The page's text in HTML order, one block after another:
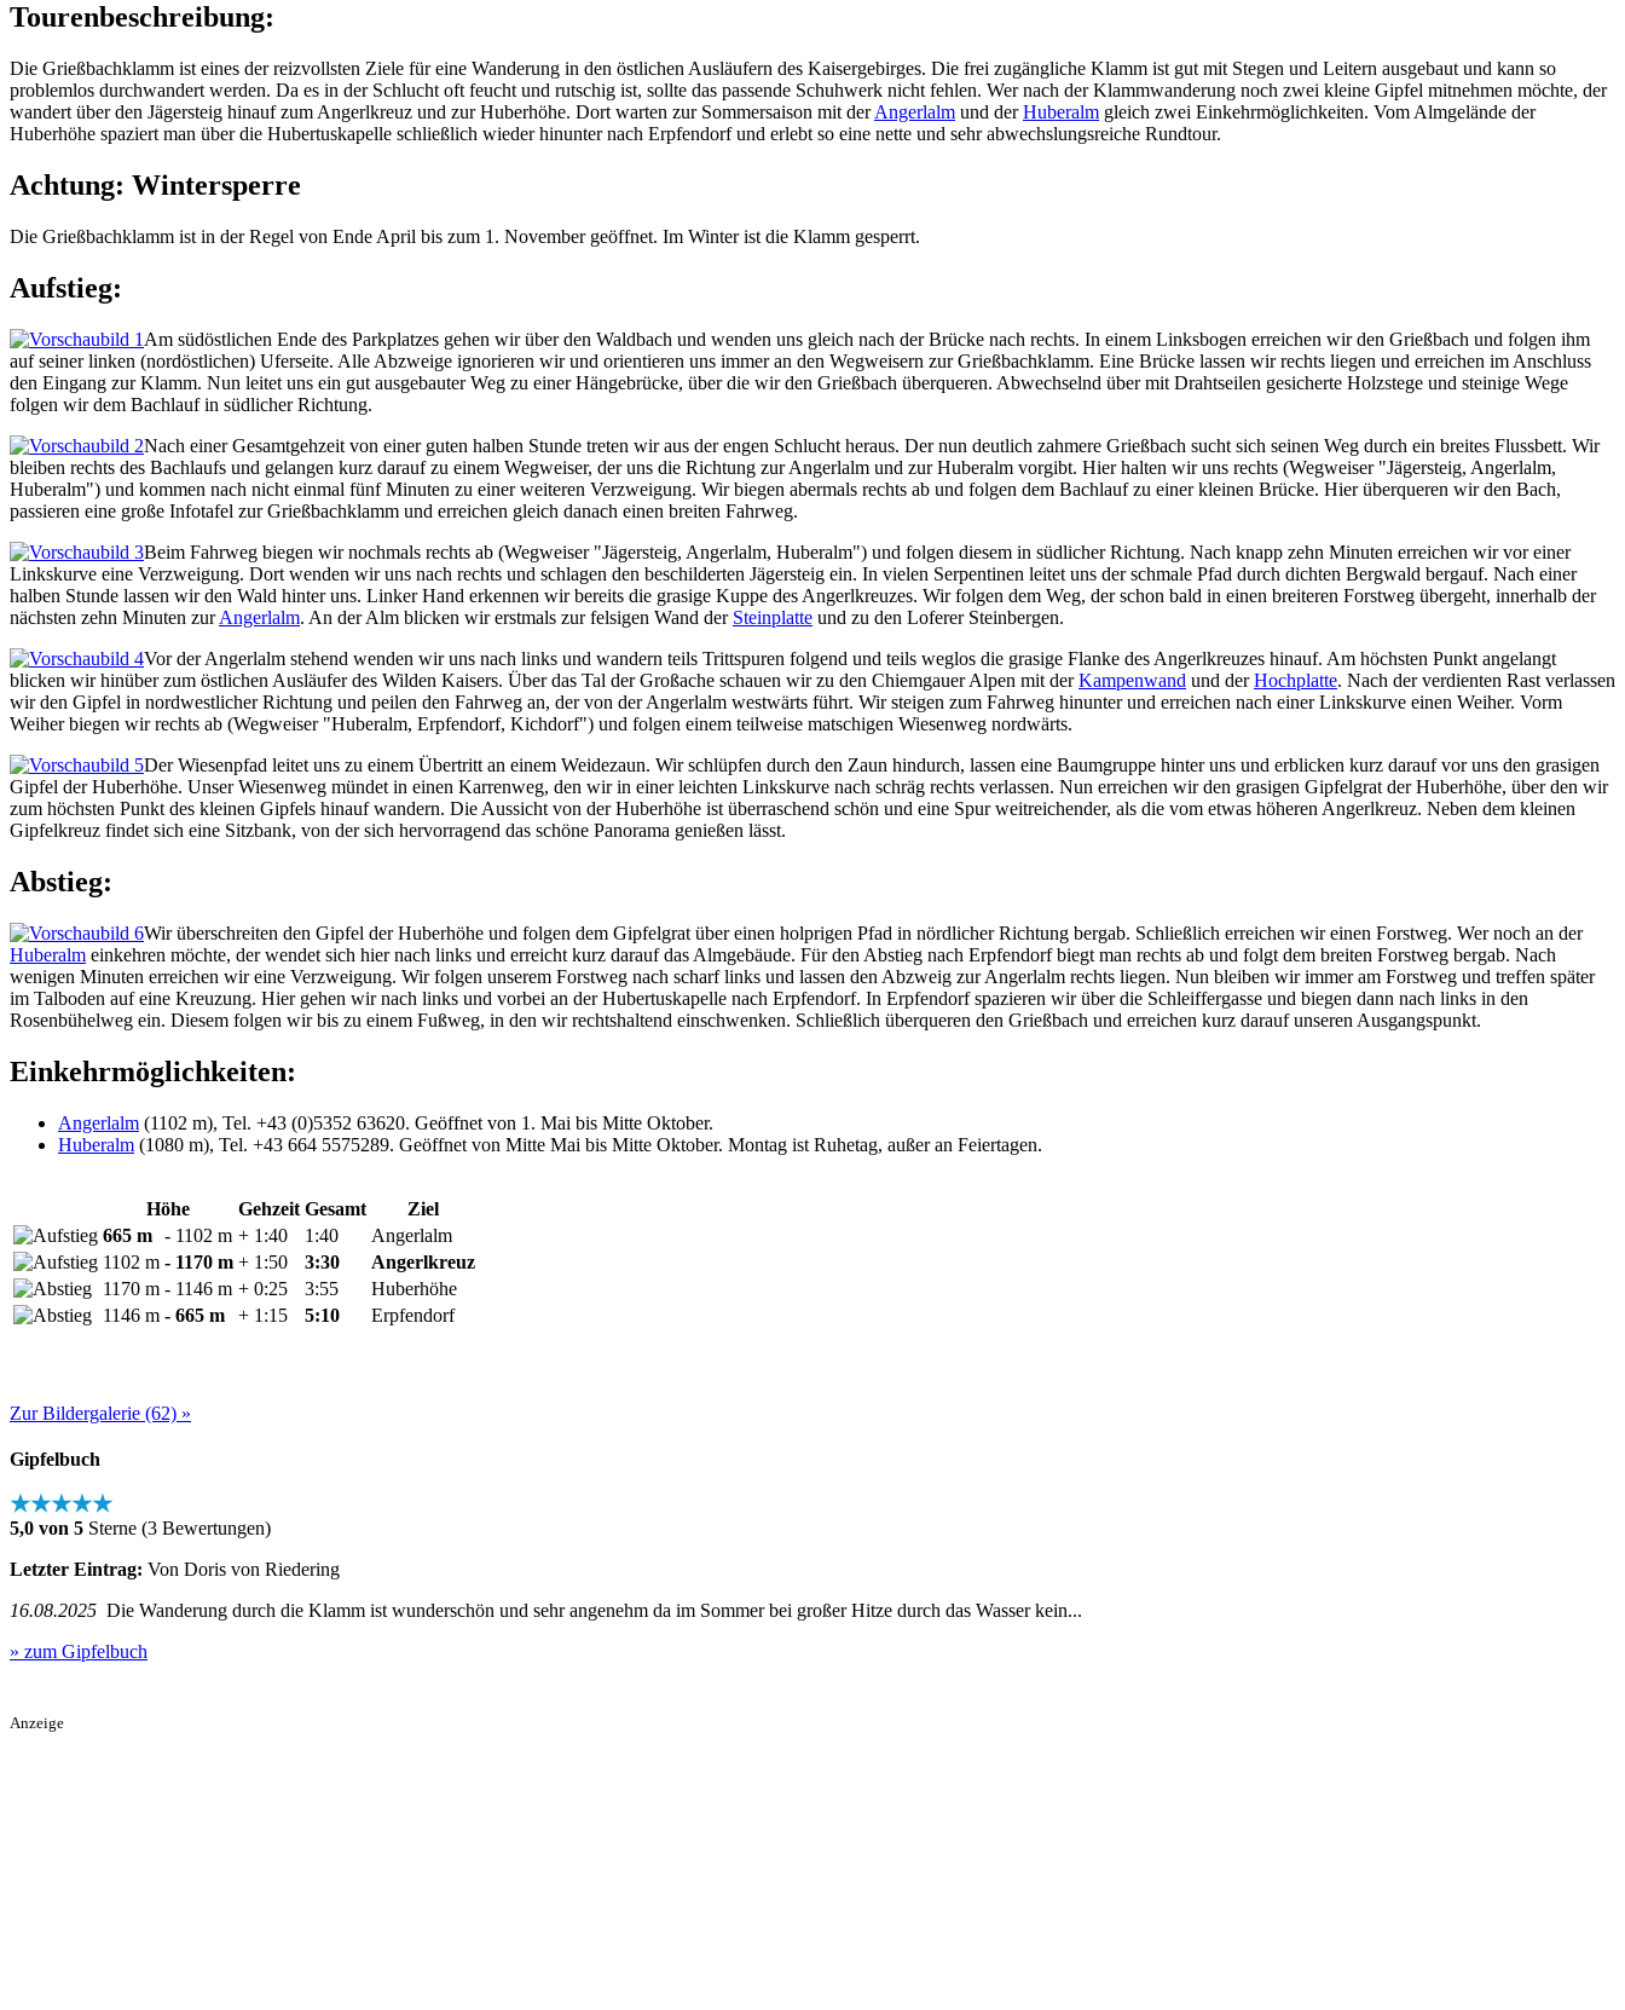
Tourenbeschreibung:
Die Grießbachklamm ist eines der reizvollsten Ziele für eine Wanderung in den östlichen Ausläufern des Kaisergebirges. Die frei zugängliche Klamm ist gut mit Stegen und Leitern ausgebaut und kann so
problemlos durchwandert werden. Da es in der Schlucht oft feucht und rutschig ist, sollte das passende Schuhwerk nicht fehlen. Wer nach der Klammwanderung noch zwei kleine Gipfel mitnehmen möchte, der
wandert über den Jägersteig hinauf zum Angerlkreuz und zur Huberhöhe. Dort warten zur Sommersaison mit derAngerlalm und derHuberalm gleich zwei Einkehrmöglichkeiten. Vom Almgelände der
Huberhöhe spaziert man über die Hubertuskapelle schließlich wieder hinunter nach Erpfendorf und erlebt so eine nette und sehr abwechslungsreiche Rundtour.
Achtung: Wintersperre
Die Grießbachklamm ist in der Regel von Ende April bis zum 1. November geöffnet. Im Winter ist die Klamm gesperrt.
Aufstieg:
Am südöstlichen Ende des Parkplatzes gehen wir über den Waldbach und wenden uns gleich nach der Brücke nach rechts. In einem Linksbogen erreichen wir den Grießbach und folgen ihm
auf seiner linken (nordöstlichen) Uferseite. Alle Abzweige ignorieren wir und orientieren uns immer an den Wegweisern zur Grießbachklamm. Eine Brücke lassen wir rechts liegen und erreichen im Anschluss
den Eingang zur Klamm. Nun leitet uns ein gut ausgebauter Weg zu einer Hängebrücke, über die wir den Grießbach überqueren. Abwechselnd über mit Drahtseilen gesicherte Holzstege und steinige Wege
folgen wir dem Bachlauf in südlicher Richtung.
Nach einer Gesamtgehzeit von einer guten halben Stunde treten wir aus der engen Schlucht heraus. Der nun deutlich zahmere Grießbach sucht sich seinen Weg durch ein breites Flussbett. Wir
bleiben rechts des Bachlaufs und gelangen kurz darauf zu einem Wegweiser, der uns die Richtung zur Angerlalm und zur Huberalm vorgibt. Hier halten wir uns rechts (Wegweiser "Jägersteig, Angerlalm,
Huberalm") und kommen nach nicht einmal fünf Minuten zu einer weiteren Verzweigung. Wir biegen abermals rechts ab und folgen dem Bachlauf zu einer kleinen Brücke. Hier überqueren wir den Bach,
passieren eine große Infotafel zur Grießbachklamm und erreichen gleich danach einen breiten Fahrweg.
Beim Fahrweg biegen wir nochmals rechts ab (Wegweiser "Jägersteig, Angerlalm, Huberalm") und folgen diesem in südlicher Richtung. Nach knapp zehn Minuten erreichen wir vor einer
Linkskurve eine Verzweigung. Dort wenden wir uns nach rechts und schlagen den beschilderten Jägersteig ein. In vielen Serpentinen leitet uns der schmale Pfad durch dichten Bergwald bergauf. Nach einer
halben Stunde lassen wir den Wald hinter uns. Linker Hand erkennen wir bereits die grasige Kuppe des Angerlkreuzes. Wir folgen dem Weg, der schon bald in einen breiteren Forstweg übergeht, innerhalb der
nächsten zehn Minuten zurAngerlalm. An der Alm blicken wir erstmals zur felsigen Wand der Steinplatte und zu den Loferer Steinbergen.
Vor der Angerlalm stehend wenden wir uns nach links und wandern teils Trittspuren folgend und teils weglos die grasige Flanke des Angerlkreuzes hinauf. Am höchsten Punkt angelangt
blicken wir hinüber zum östlichen Ausläufer des Wilden Kaisers. Über das Tal der Großache schauen wir zu den Chiemgauer Alpen mit derKampenwand und derHochplatte. Nach der verdienten Rast verlassen
wir den Gipfel in nordwestlicher Richtung und peilen den Fahrweg an, der von der Angerlalm westwärts führt. Wir steigen zum Fahrweg hinunter und erreichen nach einer Linkskurve einen Weiher. Vorm
Weiher biegen wir rechts ab (Wegweiser "Huberalm, Erpfendorf, Kichdorf") und folgen einem teilweise matschigen Wiesenweg nordwärts.
Der Wiesenpfad leitet uns zu einem Übertritt an einem Weidezaun. Wir schlüpfen durch den Zaun hindurch, lassen eine Baumgruppe hinter uns und erblicken kurz darauf vor uns den grasigen
Gipfel der Huberhöhe. Unser Wiesenweg mündet in einen Karrenweg, den wir in einer leichten Linkskurve nach schräg rechts verlassen. Nun erreichen wir den grasigen Gipfelgrat der Huberhöhe, über den wir
zum höchsten Punkt des kleinen Gipfels hinauf wandern. Die Aussicht von der Huberhöhe ist überraschend schön und eine Spur weitreichender, als die vom etwas höheren Angerlkreuz. Neben dem kleinen
Gipfelkreuz findet sich eine Sitzbank, von der sich hervorragend das schöne Panorama genießen lässt.
Abstieg:
Wir überschreiten den Gipfel der Huberhöhe und folgen dem Gipfelgrat über einen holprigen Pfad in nördlicher Richtung bergab. Schließlich erreichen wir einen Forstweg. Wer noch an der
Huberalm einkehren möchte, der wendet sich hier nach links und erreicht kurz darauf das Almgebäude. Für den Abstieg nach Erpfendorf biegt man rechts ab und folgt dem breiten Forstweg bergab. Nach
wenigen Minuten erreichen wir eine Verzweigung. Wir folgen unserem Forstweg nach scharf links und lassen den Abzweig zur Angerlalm rechts liegen. Nun bleiben wir immer am Forstweg und treffen später
im Talboden auf eine Kreuzung. Hier gehen wir nach links und vorbei an der Hubertuskapelle nach Erpfendorf. In Erpfendorf spazieren wir über die Schleiffergasse und biegen dann nach links in den
Rosenbühelweg ein. Diesem folgen wir bis zu einem Fußweg, in den wir rechtshaltend einschwenken. Schließlich überqueren den Grießbach und erreichen kurz darauf unseren Ausgangspunkt.
Einkehrmöglichkeiten:
Angerlalm (1102 m), Tel. +43 (0)5352 63620. Geöffnet von 1. Mai bis Mitte Oktober.
Huberalm (1080 m), Tel. +43 664 5575289. Geöffnet von Mitte Mai bis Mitte Oktober. Montag ist Ruhetag, außer an Feiertagen.
Höhe Gehzeit Gesamt
Ziel
665 m - 1102 m + 1:40 1:40
Angerlalm
1102 m - 1170 m + 1:50 3:30
Angerlkreuz
1170 m - 1146 m + 0:25 3:55
Huberhöhe
1146 m - 665 m + 1:15 5:10 Erpfendorf
Zur Bildergalerie (62) »
Gipfelbuch
★★★★★
5,0 von 5 Sterne (3 Bewertungen)
Letzter Eintrag: Von Doris von Riedering
16.08.2025 Die Wanderung durch die Klamm ist wunderschön und sehr angenehm da im Sommer bei großer Hitze durch das Wasser kein...
» zum Gipfelbuch
Anzeige